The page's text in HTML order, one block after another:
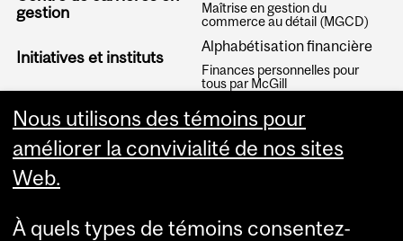
gestion
Initiatives et instituts
Maîtrise en gestion du
commerce au détail (MGCD)
Alphabétisation financière
Finances personnelles pour
tous par McGill
Nous utilisons des témoins pour
améliorer la convivialité de nos sites
Web.
À quels types de témoins consentez-